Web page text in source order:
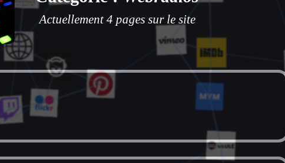
Actuellement 4 pages sur le site